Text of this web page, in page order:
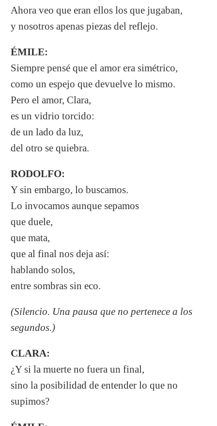
Ahora veo que eran ellos los que jugaban,
y nosotros apenas piezas del reflejo.
ÉMILE:
Siempre pensé que el amor era simétrico,
como un espejo que devuelve lo mismo.
Pero el amor, Clara,
es un vidrio torcido:
de un lado da luz,
del otro se quiebra.
RODOLFO:
Y sin embargo, lo buscamos.
Lo invocamos aunque sepamos
que duele,
que mata,
que al final nos deja así:
hablando solos,
entre sombras sin eco.
(Silencio. Una pausa que no pertenece a los
segundos.)
CLARA:
¿Y si la muerte no fuera un final,
sino la posibilidad de entender lo que no
supimos?